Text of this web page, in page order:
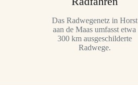
Das Radwegenetz in Horst
aan de Maas umfasst etwa
300 km ausgeschilderte
Radwege.